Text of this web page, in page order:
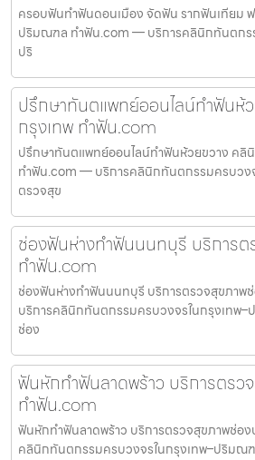
ครอบฟันทำฟันดอนเมือง จัดฟัน รากฟันเทียม
ปริมณฑล ทำฟัน.com — บริการคลินิกทันตกร
ปริ
ปรึกษาทันตแพทย์ออนไลน์ทำฟันห้
กรุงเทพ ทำฟัน.com
ปรึกษาทันตแพทย์ออนไลน์ทำฟันห้วยขวาง คลิ
ทำฟัน.com — บริการคลินิกทันตกรรมครบวง
ตรวจสุข
ช่องฟันห่างทำฟันนนทบุรี บริการต
ทำฟัน.com
ช่องฟันห่างทำฟันนนทบุรี บริการตรวจสุขภา
บริการคลินิกทันตกรรมครบวงจรในกรุงเทพ
ช่อง
ฟันหักทำฟันลาดพร้าว บริการตรว
ทำฟัน.com
ฟันหักทำฟันลาดพร้าว บริการตรวจสุขภาพช่อ
คลินิกทันตกรรมครบวงจรในกรุงเทพ–ปริมณ